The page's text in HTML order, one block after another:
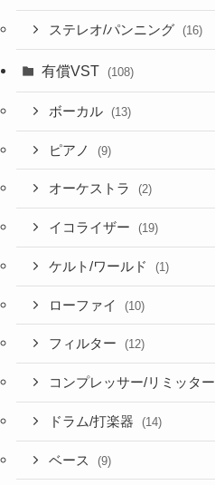
ステレオ/パンニング (16)
有償VST (108)
ボーカル (13)
ピアノ (9)
オーケストラ (2)
イコライザー (19)
ケルト/ワールド (1)
ローファイ (10)
フィルター (12)
コンプレッサー/リミッター
ドラム/打楽器 (14)
ベース (9)